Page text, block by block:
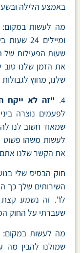
באמצע הלילה
מה לעשות במקום:
ומיילים
שעות הפעילות של
את הזמן שלנו טוב
שלנו, מחוץ
4.
"זה לא ייקח
לפעמים נוצרה
שמאוד חשוב לנו
לעשות משהו פשוט
את הקשר שלנו
חוק הבסיס שלי
השירותים שלך כך
לו". זה נשמע קצת
שעברתי על החוק
מה לעשות במקום:
שמולנו להבין מה